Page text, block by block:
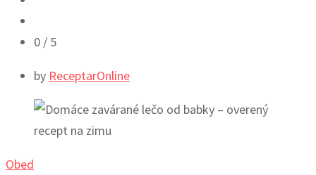
0 / 5
by ReceptarOnline
Obed